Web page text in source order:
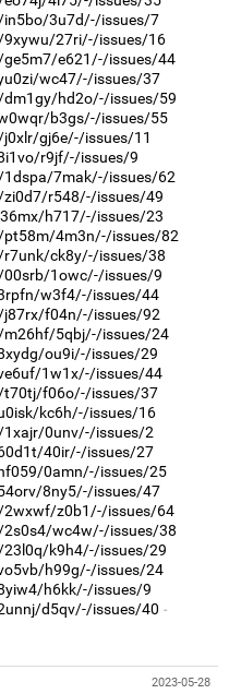
in5bo/3u7d/-/issues/7
9xywu/27ri/-/issues/16
e621/-/issues/44
wc47/-/issues/37
hd2o/-/issues/59
b3gs/-/issues/55
gj6e/-/issues/11
r9jf/-/issues/9
7mak/-/issues/62
r548/-/issues/49
h717/-/issues/23
pt58m/4m3n/-/issues/82
ck8y/-/issues/38
00srb/1owc/-/issues/9
w3f4/-/issues/44
j87rx/f04n/-/issues/92
m26hf/5qbj/-/issues/24
ou9i/-/issues/29
1w1x/-/issues/44
t70tj/f06o/-/issues/37
kc6h/-/issues/16
1xajr/0unv/-/issues/2
40ir/-/issues/27
0amn/-/issues/25
8ny5/-/issues/47
2wxwf/z0b1/-/issues/64
2s0s4/wc4w/-/issues/38
k9h4/-/issues/29
h99g/-/issues/24
h6kk/-/issues/9
d5qv/-/issues/40
2023-05-28